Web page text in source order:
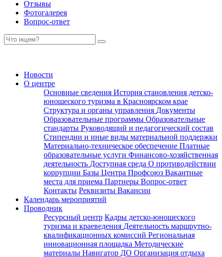
Отзывы
Фотогалерея
Вопрос-ответ
Новости
О центре
Основные сведения История становления детско-
юношеского туризма в Красноярском крае
Структура и органы управления Документы
Образовательные программы Образовательные
стандарты Руководящий и педагогический состав
Стипендии и иные виды материальной поддержки
Материально-техническое обеспечение Платные
образовательные услуги Финансово-хозяйственная
деятельность Доступная среда О противодействии
коррупции Базы Центра Профсоюз Вакантные
места для приема Партнеры Вопрос-ответ
Контакты Реквизиты Вакансии
Календарь мероприятий
Проводник
Ресурсный центр Кадры детско-юношеского
туризма и краеведения Деятельность маршрутно-
квалификационных комиссий Региональная
инновационная площадка Методические
материалы Навигатор ДО Организация отдыха